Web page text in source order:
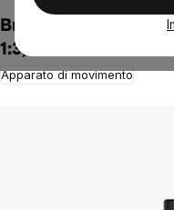
BrainMax Tintura
1:3, 100 ml
Apparato di movimento